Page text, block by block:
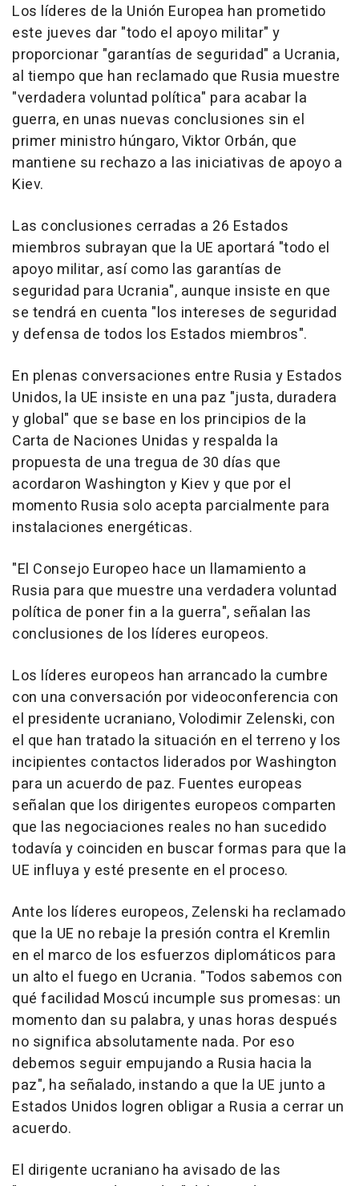
Los líderes de la Unión Europea han prometido
este jueves dar "todo el apoyo militar" y
proporcionar "garantías de seguridad" a Ucrania,
al tiempo que han reclamado que Rusia muestre
"verdadera voluntad política" para acabar la
guerra, en unas nuevas conclusiones sin el
primer ministro húngaro, Viktor Orbán, que
mantiene su rechazo a las iniciativas de apoyo a
Kiev.
Las conclusiones cerradas a 26 Estados
miembros subrayan que la UE aportará "todo el
apoyo militar, así como las garantías de
seguridad para Ucrania", aunque insiste en que
se tendrá en cuenta "los intereses de seguridad
y defensa de todos los Estados miembros".
En plenas conversaciones entre Rusia y Estados
Unidos, la UE insiste en una paz "justa, duradera
y global" que se base en los principios de la
Carta de Naciones Unidas y respalda la
propuesta de una tregua de 30 días que
acordaron Washington y Kiev y que por el
momento Rusia solo acepta parcialmente para
instalaciones energéticas.
"El Consejo Europeo hace un llamamiento a
Rusia para que muestre una verdadera voluntad
política de poner fin a la guerra", señalan las
conclusiones de los líderes europeos.
Los líderes europeos han arrancado la cumbre
con una conversación por videoconferencia con
el presidente ucraniano, Volodimir Zelenski, con
el que han tratado la situación en el terreno y los
incipientes contactos liderados por Washington
para un acuerdo de paz. Fuentes europeas
señalan que los dirigentes europeos comparten
que las negociaciones reales no han sucedido
todavía y coinciden en buscar formas para que la
UE influya y esté presente en el proceso.
Ante los líderes europeos, Zelenski ha reclamado
que la UE no rebaje la presión contra el Kremlin
en el marco de los esfuerzos diplomáticos para
un alto el fuego en Ucrania. "Todos sabemos con
qué facilidad Moscú incumple sus promesas: un
momento dan su palabra, y unas horas después
no significa absolutamente nada. Por eso
debemos seguir empujando a Rusia hacia la
paz", ha señalado, instando a que la UE junto a
Estados Unidos logren obligar a Rusia a cerrar un
acuerdo.
El dirigente ucraniano ha avisado de las